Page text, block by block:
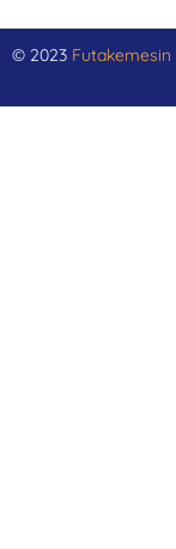
© 2023 Futakemesin